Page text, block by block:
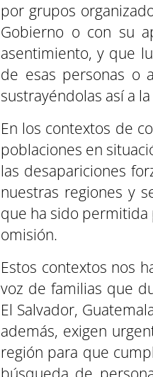
por grupos
Gobierno o con su
asentimiento, y que
de esas personas o
sustrayéndolas así a
En los contextos de
poblaciones en
las desapariciones
nuestras regiones y
que ha sido permitida
omisión.
Estos contextos nos
voz de familias que
El Salvador,
además, exigen
región para que